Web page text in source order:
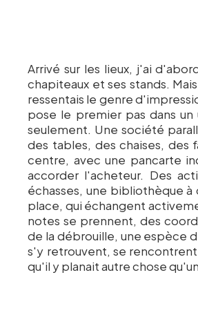
Arrivé sur les lieux, j'ai
chapiteaux et ses stands.
ressentais le genre
pose le premier pas dans
seulement. Une société
des tables, des chaises, des
centre, avec une pancarte
accorder l'acheteur. Des
échasses, une bibliothèque
place, qui échangent
notes se prennent, des
de la débrouille, une espèce
s'y retrouvent, se
qu'il y planait autre chose